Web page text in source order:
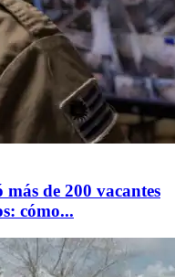
de 200 vacantes
cómo...